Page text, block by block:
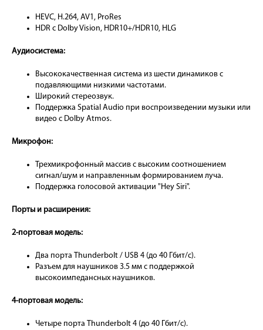
HEVC, H.264, AV1, ProRes
HDR с Dolby Vision, HDR10+/HDR10, HLG
Аудиосистема:
Высококачественная система из шести динамиков с
подавляющими низкими частотами.
Широкий стереозвук.
Поддержка Spatial Audio при воспроизведении музыки или
видео с Dolby Atmos.
Микрофон:
Трехмикрофонный массив с высоким соотношением
сигнал/шум и направленным формированием луча.
Поддержка голосовой активации "Hey Siri".
Порты и расширения:
2-портовая модель:
Два порта Thunderbolt / USB 4 (до 40 Гбит/с).
Разъем для наушников 3.5 мм с поддержкой
высокоимпедансных наушников.
4-портовая модель:
Четыре порта Thunderbolt 4 (до 40 Гбит/с).